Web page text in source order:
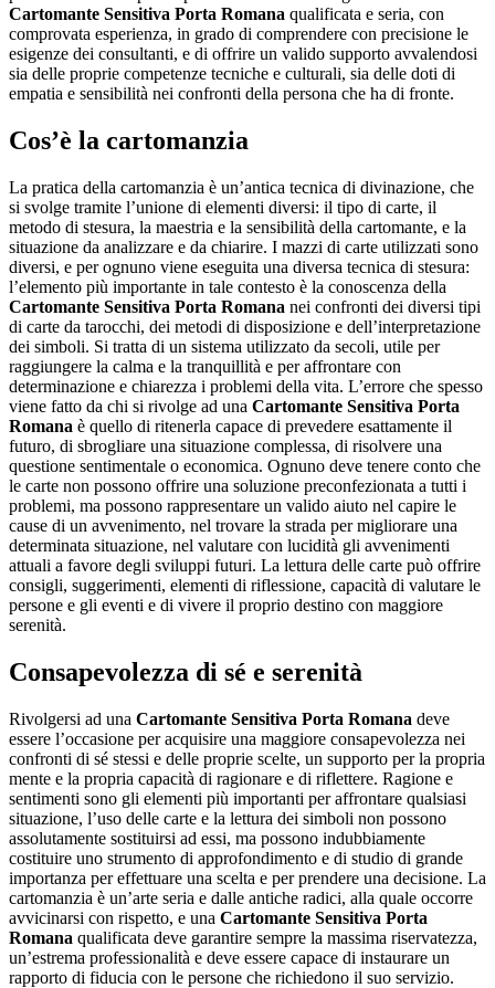
Cartomante Sensitiva Porta Romana qualificata e seria, con
comprovata esperienza, in grado di comprendere con precisione le
esigenze dei consultanti, e di offrire un valido supporto avvalendosi
sia delle proprie competenze tecniche e culturali, sia delle doti di
empatia e sensibilità nei confronti della persona che ha di fronte.
Cos’è la cartomanzia
La pratica della cartomanzia è un’antica tecnica di divinazione, che
si svolge tramite l’unione di elementi diversi: il tipo di carte, il
metodo di stesura, la maestria e la sensibilità della cartomante, e la
situazione da analizzare e da chiarire. I mazzi di carte utilizzati sono
diversi, e per ognuno viene eseguita una diversa tecnica di stesura:
l’elemento più importante in tale contesto è la conoscenza della
Cartomante Sensitiva Porta Romana nei confronti dei diversi tipi
di carte da tarocchi, dei metodi di disposizione e dell’interpretazione
dei simboli. Si tratta di un sistema utilizzato da secoli, utile per
raggiungere la calma e la tranquillità e per affrontare con
determinazione e chiarezza i problemi della vita. L’errore che spesso
viene fatto da chi si rivolge ad una Cartomante Sensitiva Porta
Romana è quello di ritenerla capace di prevedere esattamente il
futuro, di sbrogliare una situazione complessa, di risolvere una
questione sentimentale o economica. Ognuno deve tenere conto che
le carte non possono offrire una soluzione preconfezionata a tutti i
problemi, ma possono rappresentare un valido aiuto nel capire le
cause di un avvenimento, nel trovare la strada per migliorare una
determinata situazione, nel valutare con lucidità gli avvenimenti
attuali a favore degli sviluppi futuri. La lettura delle carte può offrire
consigli, suggerimenti, elementi di riflessione, capacità di valutare le
persone e gli eventi e di vivere il proprio destino con maggiore
serenità.
Consapevolezza di sé e serenità
Rivolgersi ad una Cartomante Sensitiva Porta Romana deve
essere l’occasione per acquisire una maggiore consapevolezza nei
confronti di sé stessi e delle proprie scelte, un supporto per la propria
mente e la propria capacità di ragionare e di riflettere. Ragione e
sentimenti sono gli elementi più importanti per affrontare qualsiasi
situazione, l’uso delle carte e la lettura dei simboli non possono
assolutamente sostituirsi ad essi, ma possono indubbiamente
costituire uno strumento di approfondimento e di studio di grande
importanza per effettuare una scelta e per prendere una decisione. La
cartomanzia è un’arte seria e dalle antiche radici, alla quale occorre
avvicinarsi con rispetto, e una Cartomante Sensitiva Porta
Romana qualificata deve garantire sempre la massima riservatezza,
un’estrema professionalità e deve essere capace di instaurare un
rapporto di fiducia con le persone che richiedono il suo servizio.